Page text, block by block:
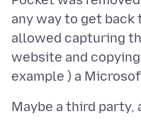
any way to get
allowed capturing
website and
Maybe a third party,